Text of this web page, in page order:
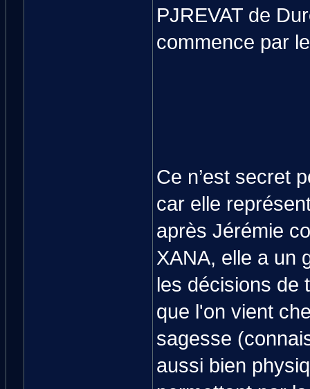
PJREVAT de
commence par
Ce n’est secret
car elle
après Jérémie
XANA, elle a un
les décisions de
que l'on vient
sagesse
aussi bien